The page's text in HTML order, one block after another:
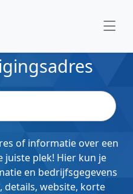
of informatie over een
juiste plek! Hier kun je
en bedrijfsgegevens
details, website, korte